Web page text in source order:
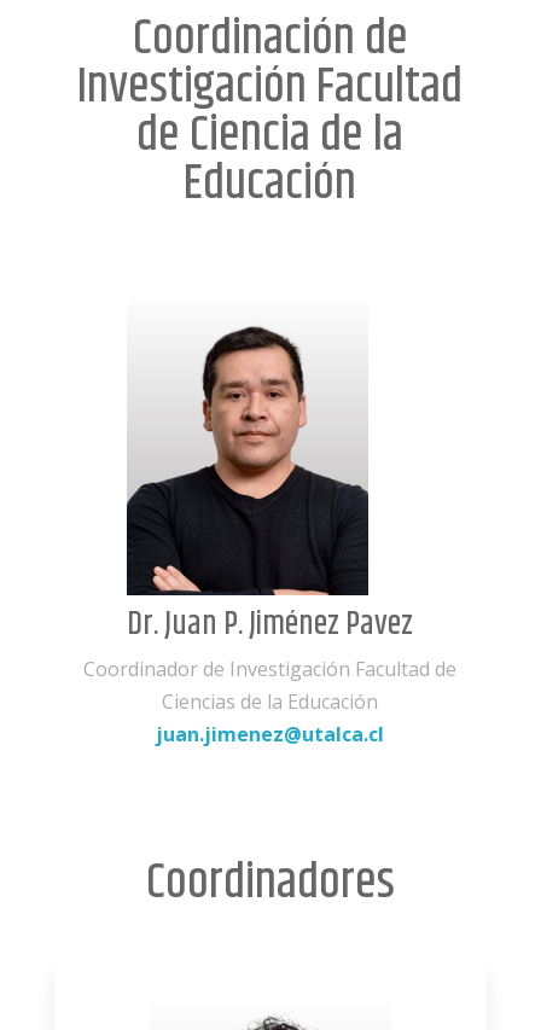
Coordinación de
Investigación Facultad
de Ciencia de la
Educación
Dr. Juan P. Jiménez Pavez
Coordinador de Investigación Facultad de
Ciencias de la Educación
juan.jimenez@utalca.cl
Coordinadores